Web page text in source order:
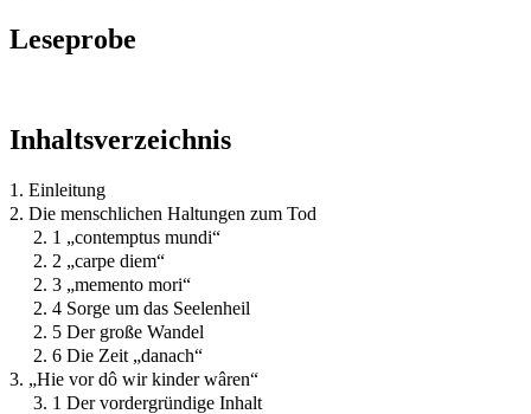
Leseprobe
Inhaltsverzeichnis
1. Einleitung
2. Die menschlichen Haltungen zum Tod
2. 1 „contemptus mundi“
2. 2 „carpe diem“
2. 3 „memento mori“
2. 4 Sorge um das Seelenheil
2. 5 Der große Wandel
2. 6 Die Zeit „danach“
3. „Hie vor dô wir kinder wâren“
3. 1 Der vordergründige Inhalt